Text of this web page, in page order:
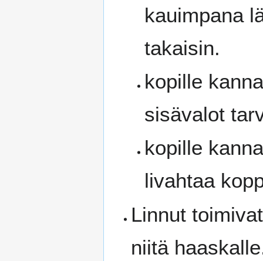
kauimpana
takaisin.
kopille
sisävalot
kopille
livahtaa
Linnut
niitä